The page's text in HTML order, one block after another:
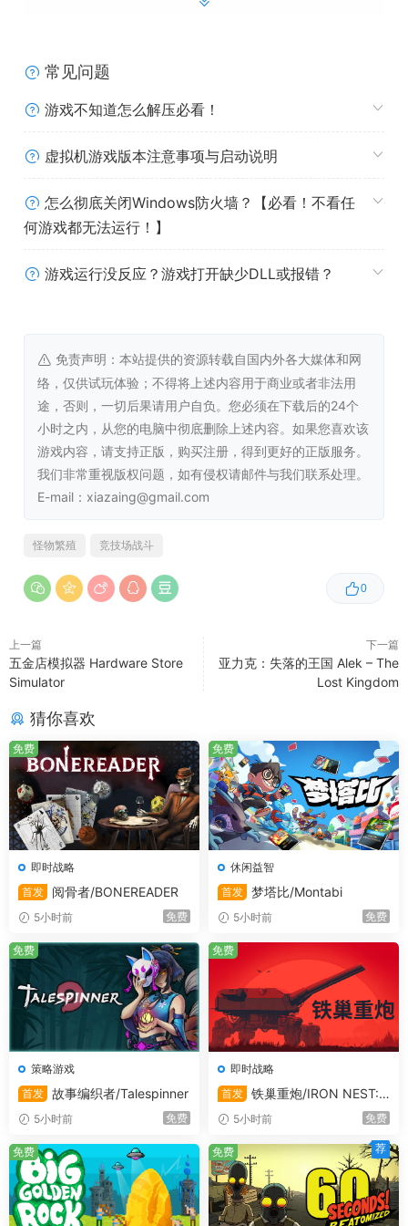
玩家可以从当地猎人那里购买蛋和幼年生物。下一步是设置
有这些特性都可以用魔法卷轴、药水、输血和符石来操纵，
不过过度使用魔法和药水会导致严重的疾病、不孕不育、寿
进行魔法治疗，以提高其战斗性能。只有蛋和幼年的生物可
以被治疗。成年怪物在竞技场中获得战斗经验，并在升级时
学习新的技能，但这些技能是不能继承的。
玩家有多种选择，可以将他们的怪物安置在古堡的各个房间
和地窖里，也可以在院子里建造一个小木屋或狗窝，并将其
升级。根据它们对温度的耐受力，有些生物可以生活在被水
健康。
竞技场的战斗是艰难的，但并不总是致命的。初学者可以参
性战斗的报酬要高得多，但这是一个有永久死亡的游戏，所
以要注意！你愿意承担多少风险？
你愿意承担多大的风险？你打算参加哪个锦标赛？只有你自
己决定。如果玩家参加锦标赛，他们会得到钱，但只有获胜
者才能获得荣耀和额外的奖励。
战士、弓箭手和巫师可以被雇佣在竞技场上与怪物并肩作
战。玩家可以对他们进行个性化训练，并为他们配备与他们
的技能和力量相匹配的武器，尽管在战斗中，盔甲的负担过
重会带来严重的惩罚。
角色在竞技场中获得经验，并在升级时获得新的技能，老战
士可以成为有价值的训练者，这取决于他们的智力和训练者
技能。一些被雇佣的角色可能会拒绝参加致命的锦标赛，但
奴隶也可以接受战斗训练。
玩家需要雇佣铁匠和炼金术士，以便能够制作武器、盔甲或
药水等物品。每个工匠都有独特的技能和特性，影响他们产
品的质量，他们的工作速度和他们使用的材料数量。
可以购买各种类型的设备来提高生产力：配方书、酒壶和萃
取器都是炼金术士实验室的有用配件，而武器和盔甲的模
具、合金熔炼器和特殊锻造器则对铁匠极为有利。学徒可以
常见问题
游戏不知道怎么解压必看！
虚拟机游戏版本注意事项与启动说明
怎么彻底关闭Windows防火墙？【必看！不看任
何游戏都无法运行！】
游戏运行没反应？游戏打开缺少DLL或报错？
免责声明：本站提供的资源转载自国内外各大媒体和网
络，仅供试玩体验；不得将上述内容用于商业或者非法用
途，否则，一切后果请用户自负。您必须在下载后的24个
小时之内，从您的电脑中彻底删除上述内容。如果您喜欢该
游戏内容，请支持正版，购买注册，得到更好的正版服务。
我们非常重视版权问题，如有侵权请邮件与我们联系处理。
E-mail：xiazaing@gmail.com
0
怪物繁殖 竞技场战斗
上一篇
五金店模拟器 Hardware Store
Simulator
下一篇
亚力克：失落的王国 Alek – The
Lost Kingdom
猜你喜欢
即时战略
首发
阅骨者/BONEREADER
5小时前 免费
免费
休闲益智
首发 梦塔比/Montabi
5小时前 免费
免费
策略游戏
首发 故事编织者/Talespinner
5小时前 免费
免费
即时战略
首发 铁巢重炮/IRON NEST:
Heavy Turret Simulator
5小时前 免费
免费
免费 免费 荐